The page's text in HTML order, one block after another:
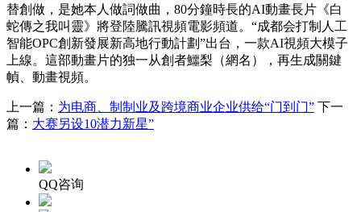
替創做，是她本人做詞做曲，80分鐘時長的AI動畫長片《白
蛇傳之我叫靈》將登陸騰訊視頻電影頻道。“成都会打制人工
智能OPC創新發展新高地行動計劃”出台，一款AI視頻大模子
上線。這部動畫片的独一从創者鱷梨（網名），再生成關鍵
幀、動畫視頻。
上一篇： 为电商、制制业及跨境商业企业供给“门到门” 下一
篇： 大赛另设10潜力新星”
QQ咨询